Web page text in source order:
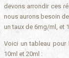
devons arrondir ces
nous aurons besoin
un taux de 6mg/ml, et
Voici un tableau
10ml et 20ml :